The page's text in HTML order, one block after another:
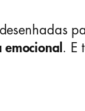
emocional . E